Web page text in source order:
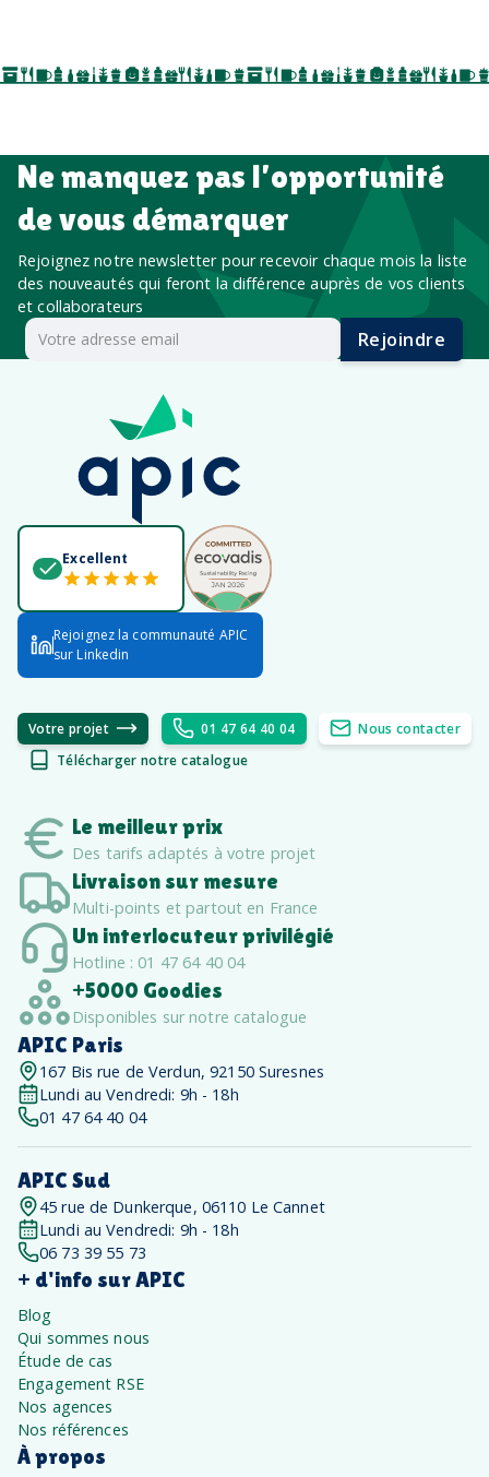
salon professionnel
Ne manquez pas l’opportunité
de vous démarquer
Rejoignez notre newsletter pour recevoir chaque mois la liste
des nouveautés qui feront la différence auprès de vos clients
et collaborateurs
Rejoindre
Excellent
Rejoignez la communauté APIC
sur Linkedin
Votre projet 01 47 64 40 04
Nous contacter
Télécharger notre catalogue
Le meilleur prix
Des tarifs adaptés à votre projet
Livraison sur mesure
Multi-points et partout en France
Un interlocuteur privilégié
Hotline : 01 47 64 40 04
+5000 Goodies
Disponibles sur notre catalogue
APIC Paris
167 Bis rue de Verdun, 92150 Suresnes
Lundi au Vendredi: 9h - 18h
01 47 64 40 04
APIC Sud
45 rue de Dunkerque, 06110 Le Cannet
Lundi au Vendredi: 9h - 18h
06 73 39 55 73
+ d'info sur APIC
Blog
Qui sommes nous
Étude de cas
Engagement RSE
Nos agences
Nos références
À propos